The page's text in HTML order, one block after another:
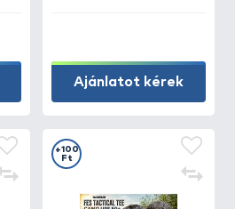
Ajánlatot kérek
+100
Ft